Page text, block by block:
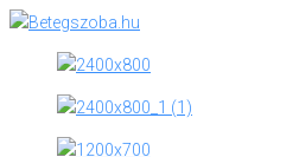
Skip
content